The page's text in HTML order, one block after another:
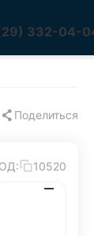
332-04-
Поделиться
10520